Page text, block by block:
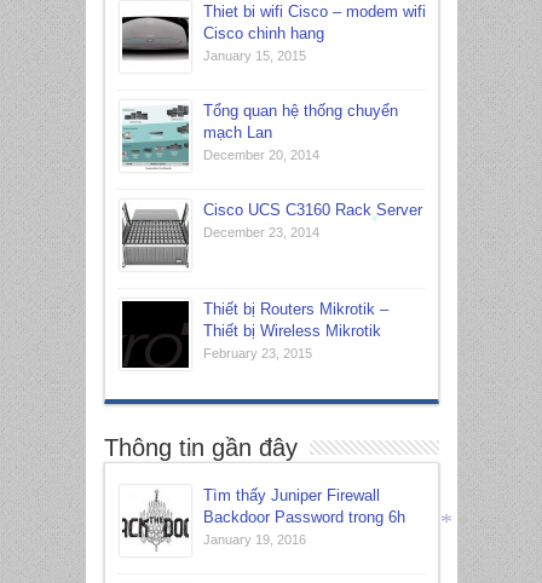
Thiet bi wifi Cisco – modem wifi
Cisco chinh hang
January 15, 2015
Tổng quan hệ thống chuyển
mạch Lan
December 20, 2014
Cisco UCS C3160 Rack Server
December 23, 2014
Thiết bị Routers Mikrotik –
Thiết bị Wireless Mikrotik
February 23, 2015
Thông tin gần đây
Tìm thấy Juniper Firewall
Backdoor Password trong 6h
January 19, 2016